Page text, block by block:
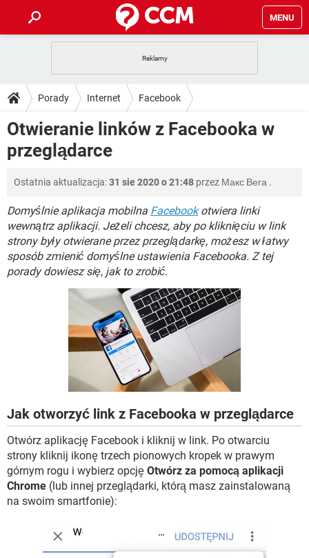
MENU
GRY WHATSAPP
SPOTIFY NETFLIX
INSTAGRAM
PORADY
PlayStation TIKTOK
GRY WHATSAPP
SPOTIFY
INSTAGRAM FACEBOOK
WINDOWS 10
DO POBRANIA
ANDROID
INSTAGRAM FACEBOOK
WINDOWS 10
FORUM
COVID-19 TIKTOK
GRY WHATSAPP
SPOTIFY NETFLIX
INSTAGRAM FACEBOOK
WINDOWS 10
COVID-19 TIKTOK
GRY WHATSAPP
SPOTIFY
FACEBOOK
Porady Internet Facebook
Otwieranie linków z Facebooka w
przeglądarce
Ostatnia aktualizacja:31 sie 2020 o 21:48 przez Макс Вега .
Domyślnie aplikacja mobilna Facebookotwiera linki
wewnątrz aplikacji. Jeżeli chcesz, aby po kliknięciu w link
strony były otwierane przez przeglądarkę, możesz w łatwy
sposób zmienić domyślne ustawienia Facebooka. Z tej
porady dowiesz się, jak to zrobić.
Jak otworzyć link z Facebooka w przeglądarce
Otwórz aplikację Facebook i kliknij w link. Po otwarciu
strony kliknij ikonę trzech pionowych kropek w prawym
górnym rogu i wybierz opcję Otwórz za pomocą aplikacji
Chrome (lub innej przeglądarki, którą masz zainstalowaną
na swoim smartfonie):